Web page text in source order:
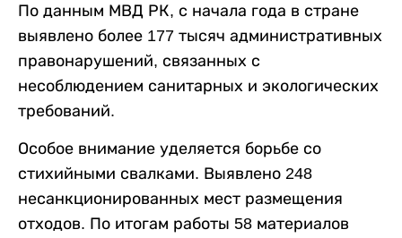
По данным МВД РК, с начала года в стране
выявлено более 177 тысяч административных
правонарушений, связанных с
несоблюдением санитарных и экологических
требований.
Особое внимание уделяется борьбе со
стихийными свалками. Выявлено 248
несанкционированных мест размещения
отходов. По итогам работы 58 материалов